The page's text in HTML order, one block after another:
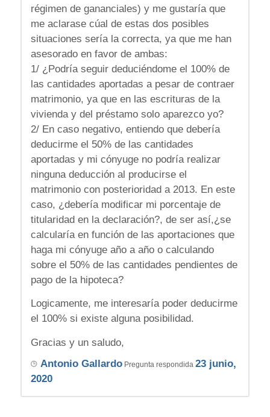
régimen de gananciales) y me gustaría que
me aclarase cúal de estas dos posibles
situaciones sería la correcta, ya que me han
asesorado en favor de ambas:
1/ ¿Podría seguir deduciéndome el 100% de
las cantidades aportadas a pesar de contraer
matrimonio, ya que en las escrituras de la
vivienda y del préstamo solo aparezco yo?
2/ En caso negativo, entiendo que debería
deducirme el 50% de las cantidades
aportadas y mi cónyuge no podría realizar
ninguna deducción al producirse el
matrimonio con posterioridad a 2013. En este
caso, ¿debería modificar mi porcentaje de
titularidad en la declaración?, de ser así,¿se
calcularía en función de las aportaciones que
haga mi cónyuge año a año o calculando
sobre el 50% de las cantidades pendientes de
pago de la hipoteca?
Logicamente, me interesaría poder deducirme
el 100% si existe alguna posibilidad.
Gracias y un saludo,
Antonio GallardoPregunta respondida 23 junio,
2020